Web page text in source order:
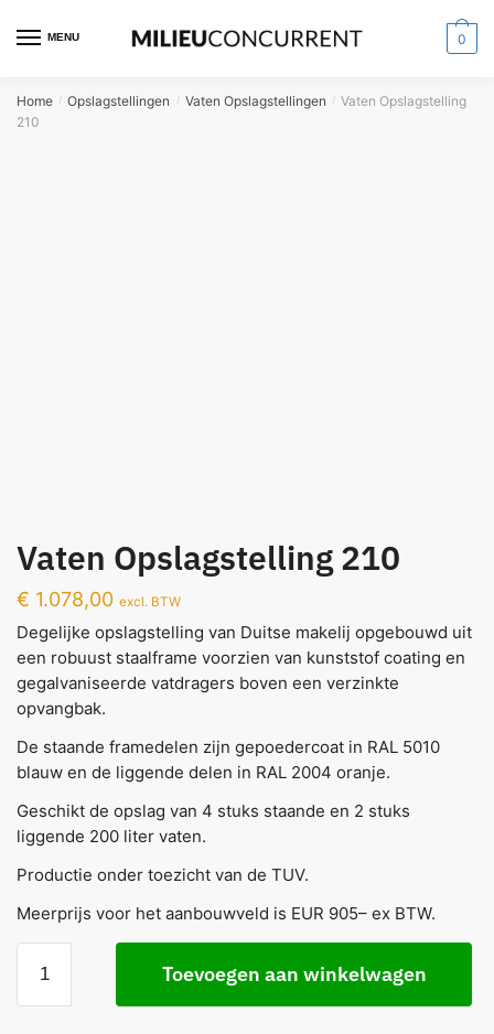
MENU 0
Home / Opslagstellingen / Vaten Opslagstellingen / Vaten Opslagstelling
210
Vaten Opslagstelling 210
€ 1.078,00 excl. BTW
Degelijke opslagstelling van Duitse makelij opgebouwd uit
een robuust staalframe voorzien van kunststof coating en
gegalvaniseerde vatdragers boven een verzinkte
opvangbak.
De staande framedelen zijn gepoedercoat in RAL 5010
blauw en de liggende delen in RAL 2004 oranje.
Geschikt de opslag van 4 stuks staande en 2 stuks
liggende 200 liter vaten.
Productie onder toezicht van de TUV.
Meerprijs voor het aanbouwveld is EUR 905– ex BTW.
Toevoegen aan winkelwagen